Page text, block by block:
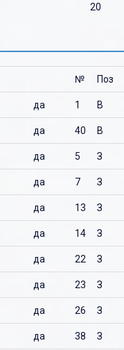
20
№ Поз
да 1 В
да 40 В
да 5 З
да 7 З
да 13 З
да 14 З
да 22 З
да 23 З
да 26 З
да 38 З